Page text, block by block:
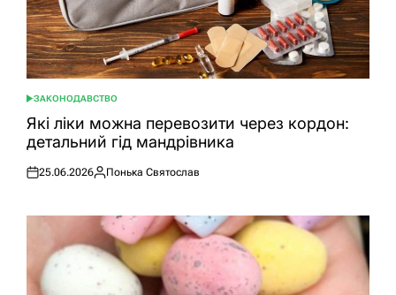
ОПУБЛІКУВАТИ
У
ЗАКОНОДАВСТВО
Які ліки можна перевозити через кордон:
детальний гід мандрівника
Оприлюднено
25.06.2026
Опубліковано
Понька Святослав